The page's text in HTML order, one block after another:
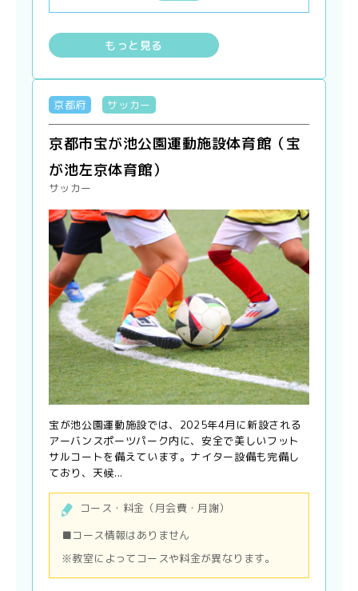
もっと見る
京都府 サッカー
京都市宝が池公園運動施設体育館（宝
が池左京体育館）
サッカー
宝が池公園運動施設では、2025年4月に新設される
アーバンスポーツパーク内に、安全で美しいフット
サルコートを備えています。ナイター設備も完備し
ており、天候...
コース・料金（月会費・月謝）
■コース情報はありません
※教室によってコースや料金が異なります。